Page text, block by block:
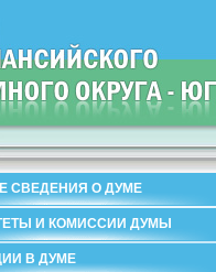
СВЕДЕНИЯ О ДУМЕ
И КОМИССИИ ДУМЫ
В ДУМЕ